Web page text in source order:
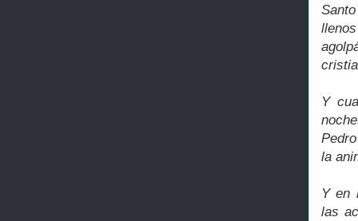
Y
la
Y en
las